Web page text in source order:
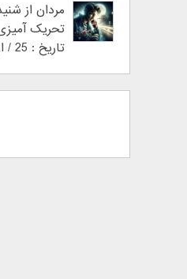
مردان از
تحریک
تاریخ : 25 / اردیبهشت / 1403